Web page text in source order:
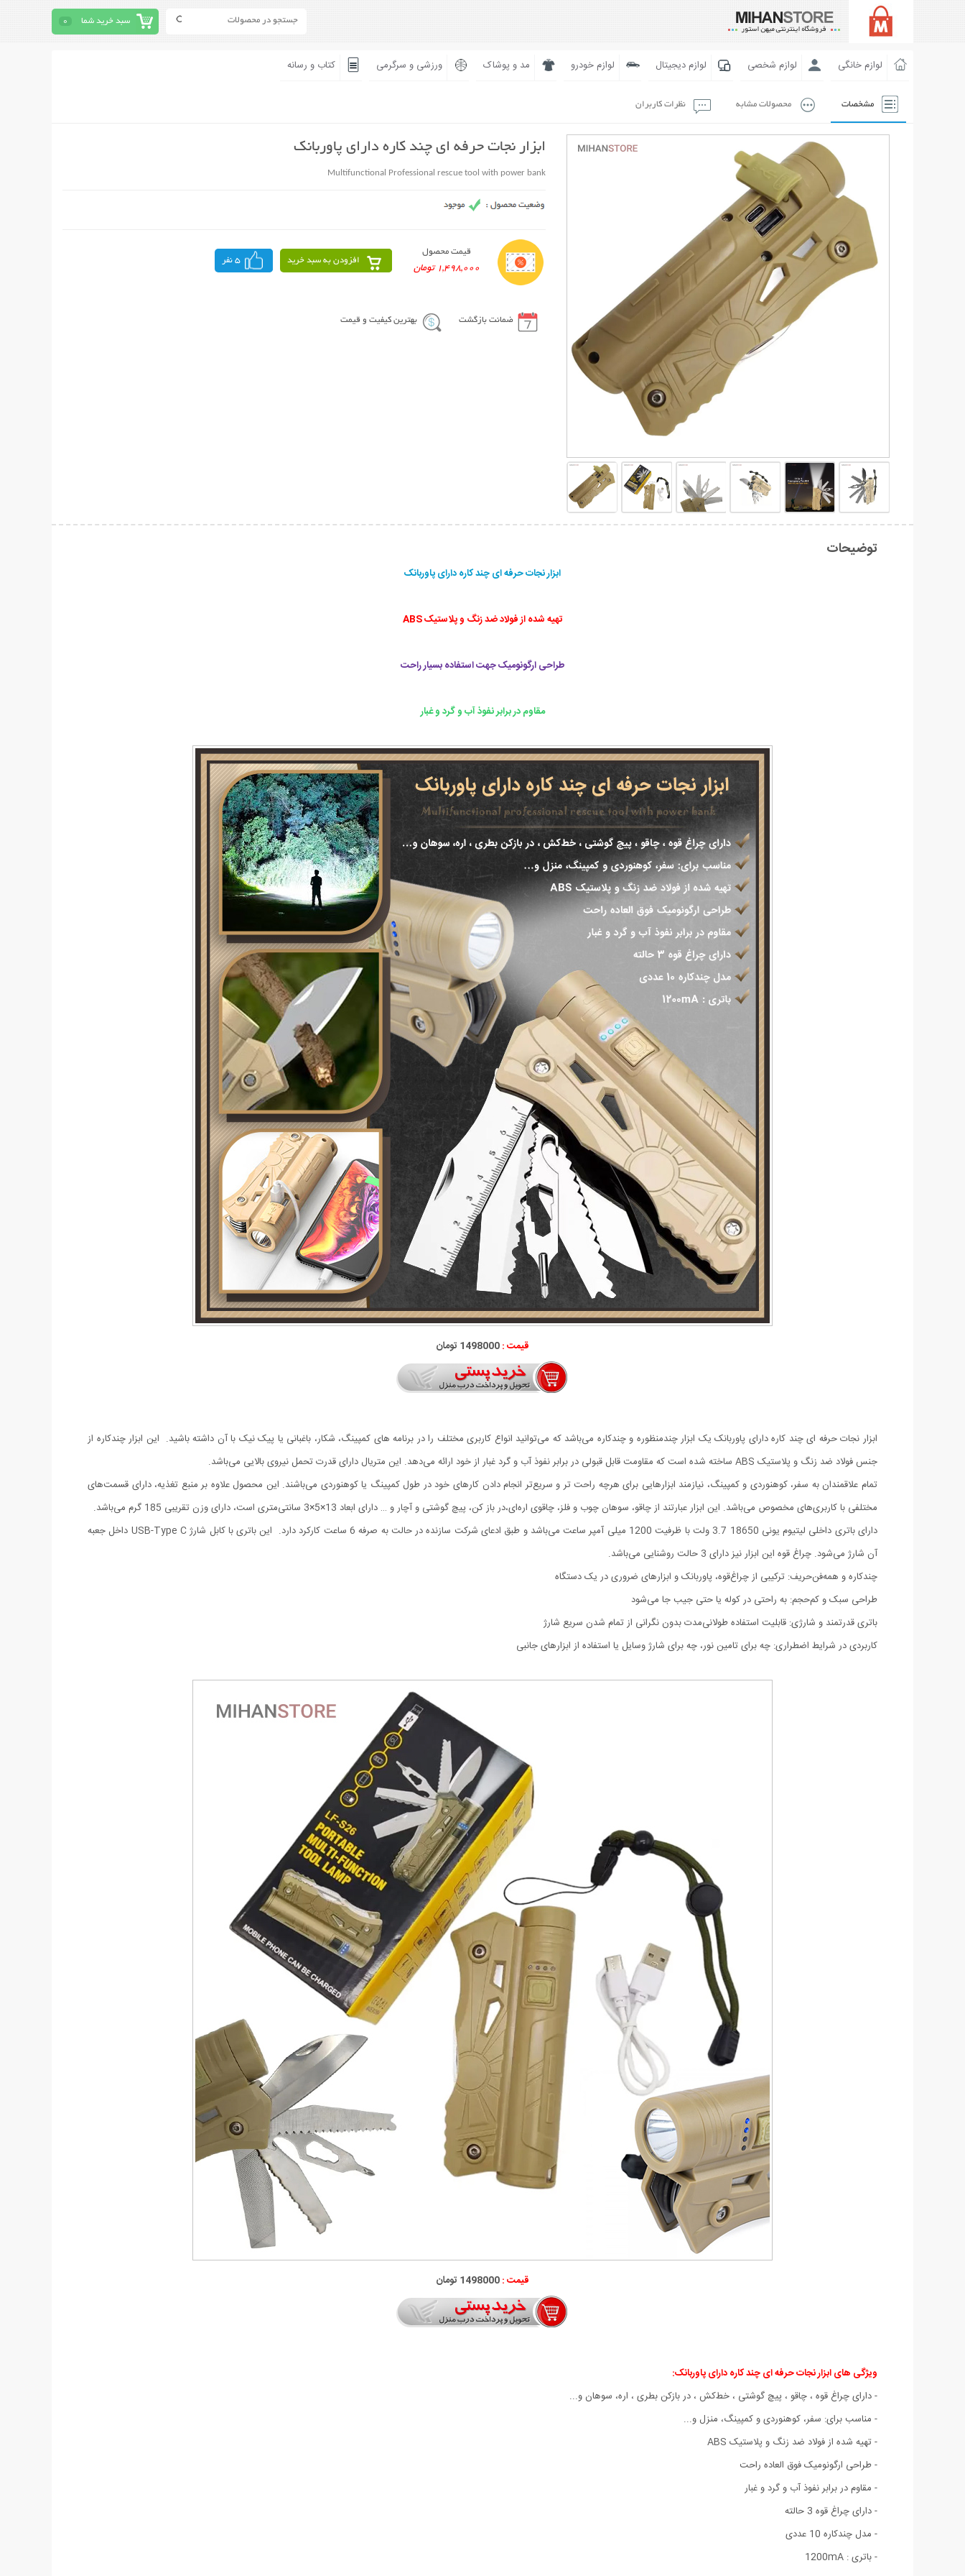
سبد خرید شما 0
لوازم خانگی لوازم شخصی لوازم دیجیتال لوازم خودرو مد و پوشاک ورزشی و سرگرمی کتاب و رسانه
مشخصات محصولات مشابه نظرات کاربران
ابزار نجات حرفه ای چند کاره دارای پاوربانک
Multifunctional Professional rescue tool with power bank
قیمت محصول
1,498,000 تومان
افزودن به سبد خرید 5 نفر
ضمانت بازگشت بهترین کیفیت و قیمت
توضیحات
ابزار نجات حرفه ای چند کاره دارای پاوربانک
تهیه شده از فولاد ضد زنگ و پلاستیک ABS
طراحی ارگونومیک جهت استفاده بسیار راحت
مقاوم در برابر نفوذ آب و گرد و غبار
قیمت :1498000 تومان
ابزار نجات حرفه ای چند کاره دارای پاوربانک یک ابزار چندمنظوره و چندکاره می‌باشد که می‌توانید انواع کاربری مختلف را در برنامه ‌های کمپینگ، شکار، باغبانی یا پیک نیک با آن داشته باشید. این ابزار چندکاره از
جنس فولاد ضد زنگ و پلاستیک ABS ساخته شده است که مقاومت قابل قبولی در برابر نفوذ آب و گرد غبار از خود ارائه می‌دهد. این متریال دارای قدرت تحمل نیروی بالایی می‌باشد.
تمام علاقمندان به سفر، کوهنوردی و کمپینگ، نیازمند ابزارهایی برای هرچه راحت تر و سریع‌تر انجام دادن کارهای خود در طول کمپینگ یا کوهنوردی می‌باشند. این محصول علاوه بر منبع تغذیه، دارای قسمت‌های
مختلفی با کاربری‌های مخصوص می‌باشد. این ابزار عبارتند از چاقو، سوهان چوب و فلز، چاقوی اره‌ای،در باز کن، پیچ گوشتی و آچار و … دارای ابعاد 13×5×3 سانتی‌متری است، دارای وزن تقریبی 185 گرم می‌باشد.
دارای باتری داخلی لیتیوم یونی 18650 3.7 ولت با ظرفیت 1200 میلی آمپر ساعت می‌باشد و طبق ادعای شرکت سازنده در حالت به صرفه 6 ساعت کارکرد دارد. این باتری با کابل شارژ USB-Type C داخل جعبه
آن شارژ می‌شود. چراغ قوه این ابزار نیز دارای 3 حالت روشنایی می‌باشد.
چندکاره و همه‌فن‌حریف: ترکیبی از چراغ‌قوه، پاوربانک و ابزارهای ضروری در یک دستگاه
طراحی سبک و کم‌حجم: به راحتی در کوله یا حتی جیب جا می‌شود
باتری قدرتمند و شارژی: قابلیت استفاده طولانی‌مدت بدون نگرانی از تمام شدن سریع شارژ
کاربردی در شرایط اضطراری: چه برای تامین نور، چه برای شارژ وسایل یا استفاده از ابزارهای جانبی
قیمت :1498000 تومان
ویژگی های ابزار نجات حرفه ای چند کاره دارای پاوربانک:
- دارای چراغ قوه ، چاقو ، پیچ گوشتی ، خط‌کش ، در بازکن بطری ، اره، سوهان و...
- مناسب برای: سفر، کوهنوردی و کمپینگ، منزل و...
- تهیه شده از فولاد ضد زنگ و پلاستیک ABS
- طراحی ارگونومیک فوق العاده راحت
- مقاوم در برابر نفوذ آب و گرد و غبار
- دارای چراغ قوه 3 حالته
- مدل چندکاره 10 عددی
- باتری : 1200mA